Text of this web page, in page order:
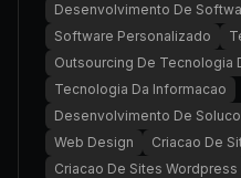
Desenvolvimento De
Software Personalizado
Outsourcing De Tecnologia
Tecnologia Da Informacao
Desenvolvimento De
Web Design
Criacao De
Criacao De Sites Wordpress